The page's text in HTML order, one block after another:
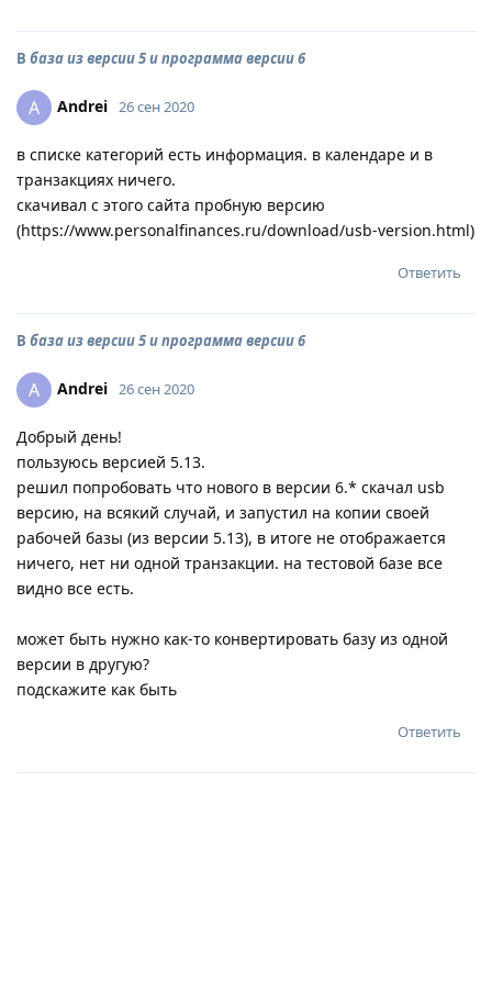
В база из версии 5 и программа версии 6
A Andrei 26 сен 2020
в списке категорий есть информация. в календаре и в
транзакциях ничего.
скачивал с этого сайта пробную версию
(https://www.personalfinances.ru/download/usb-version.html)
Ответить
В база из версии 5 и программа версии 6
A Andrei 26 сен 2020
Добрый день!
пользуюсь версией 5.13.
решил попробовать что нового в версии 6.* скачал usb
версию, на всякий случай, и запустил на копии своей
рабочей базы (из версии 5.13), в итоге не отображается
ничего, нет ни одной транзакции. на тестовой базе все
видно все есть.
может быть нужно как-то конвертировать базу из одной
версии в другую?
подскажите как быть
Ответить